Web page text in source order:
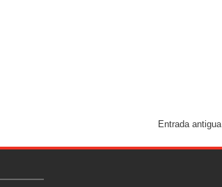
Entrada antigua